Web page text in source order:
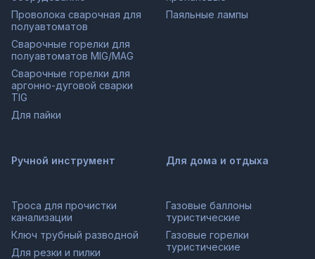
Проволока сварочная для
полуавтоматов
Сварочные горелки для
полуавтоматов MIG/MAG
Сварочные горелки для
аргонно-дуговой сварки
TIG
Для пайки
Паяльные лампы
Ручной инструмент
Троса для прочистки
канализации
Ключ трубный разводной
Для резки и пилки
Для дома и отдыха
Газовые баллоны
туристические
Газовые горелки
туристические